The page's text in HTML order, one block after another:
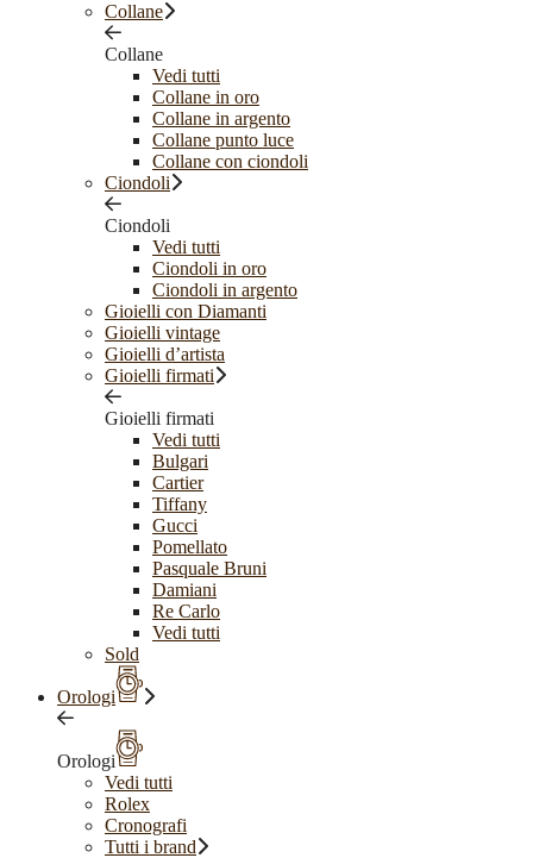
Collane
Collane
Vedi tutti
Collane in oro
Collane in argento
Collane punto luce
Collane con ciondoli
Ciondoli
Ciondoli
Vedi tutti
Ciondoli in oro
Ciondoli in argento
Gioielli con Diamanti
Gioielli vintage
Gioielli d’artista
Gioielli firmati
Gioielli firmati
Vedi tutti
Bulgari
Cartier
Tiffany
Gucci
Pomellato
Pasquale Bruni
Damiani
Re Carlo
Vedi tutti
Sold
Orologi
Orologi
Vedi tutti
Rolex
Cronografi
Tutti i brand